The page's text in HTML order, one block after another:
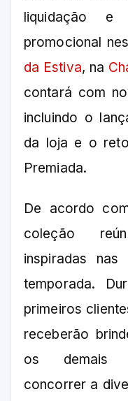
liquidação e
promocional
da Estiva, na
contará com
incluindo o
da loja e o
Premiada.
De acordo
coleção
inspiradas nas
temporada.
primeiros
receberão
os demais
concorrer a